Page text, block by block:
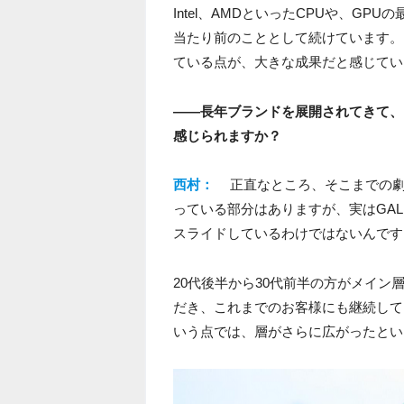
Intel、AMDといったCPUや、GPUの
当たり前のこととして続けています
ている点が、大きな成果だと感じて
――長年ブランドを展開されてきて、
感じられますか？
西村：
正直なところ、そこまでの
っている部分はありますが、実は
スライドしているわけではないんで
20代後半から30代前半の方がメイン
だき、これまでのお客様にも継続し
いう点では、層がさらに広がったと